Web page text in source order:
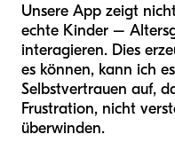
Unsere App zeigt
echte Kinder –
interagieren. Dies
es können, kann ich
Selbstvertrauen auf,
Frustration, nicht
überwinden.